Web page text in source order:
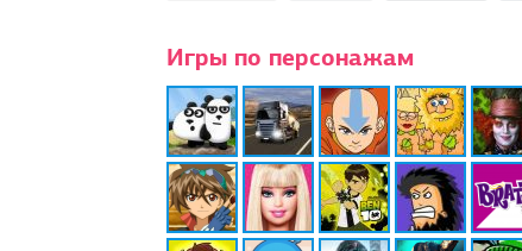
Игры по персонажам